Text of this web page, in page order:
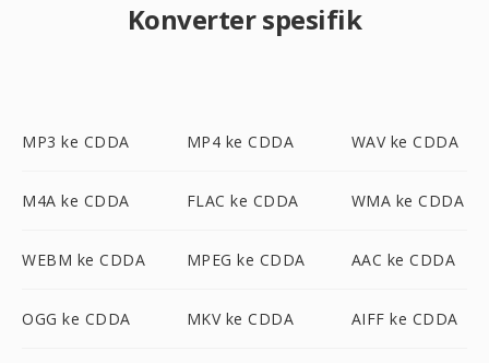
Konverter spesifik
MP3 ke CDDA MP4 ke CDDA WAV ke CDDA
M4A ke CDDA FLAC ke CDDA WMA ke CDDA
WEBM ke CDDA MPEG ke CDDA AAC ke CDDA
OGG ke CDDA MKV ke CDDA AIFF ke CDDA